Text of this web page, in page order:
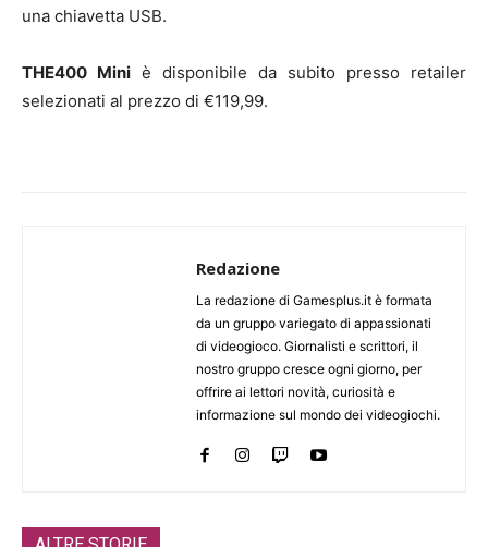
una chiavetta USB.
THE400 Mini è disponibile da subito presso retailer
selezionati al prezzo di €119,99.
Redazione
La redazione di Gamesplus.it è formata
da un gruppo variegato di appassionati
di videogioco. Giornalisti e scrittori, il
nostro gruppo cresce ogni giorno, per
offrire ai lettori novità, curiosità e
informazione sul mondo dei videogiochi.